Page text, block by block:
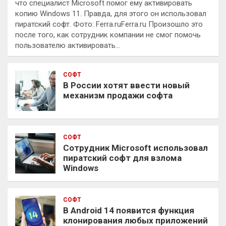
что специалист Microsoft помог ему активировать
копию Windows 11. Правда, для этого он использовал
пиратский софт. Фото: Ferra.ruFerra.ru Произошло это
после того, как сотрудник компании не смог помочь
пользователю активировать…
СОФТ
В России хотят ввести новый
механизм продажи софта
СОФТ
Сотрудник Microsoft использовал
пиратский софт для взлома
Windows
СОФТ
В Android 14 появится функция
клонирования любых приложений